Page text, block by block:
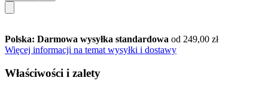
Polska: Darmowa wysyłka standardowa od 249,00 zł
Więcej informacji na temat wysyłki i dostawy
Właściwości i zalety